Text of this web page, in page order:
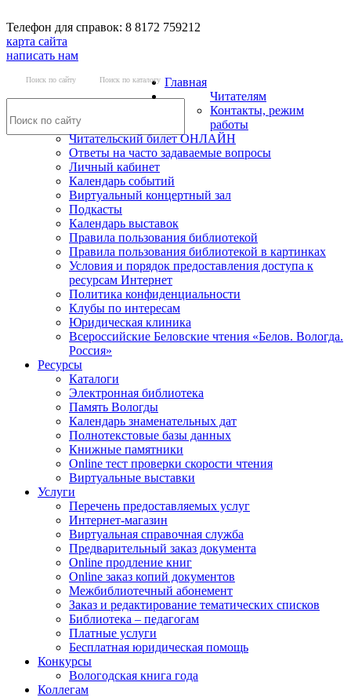
Телефон для справок: 8 8172 759212
карта сайта
написать нам
Поиск по сайту Поиск по каталогу Главная
Читателям
Контакты, режим
работы
Читательский билет ОНЛАЙН
Ответы на часто задаваемые вопросы
Личный кабинет
Календарь событий
Виртуальный концертный зал
Подкасты
Календарь выставок
Правила пользования библиотекой
Правила пользования библиотекой в картинках
Условия и порядок предоставления доступа к
ресурсам Интернет
Политика конфиденциальности
Клубы по интересам
Юридическая клиника
Всероссийские Беловские чтения «Белов. Вологда.
Россия»
Ресурсы
Каталоги
Электронная библиотека
Память Вологды
Календарь знаменательных дат
Полнотекстовые базы данных
Книжные памятники
Online тест проверки скорости чтения
Виртуальные выставки
Услуги
Перечень предоставляемых услуг
Интернет-магазин
Виртуальная справочная служба
Предварительный заказ документа
Online продление книг
Online заказ копий документов
Межбиблиотечный абонемент
Заказ и редактирование тематических списков
Библиотека – педагогам
Платные услуги
Бесплатная юридическая помощь
Конкурсы
Вологодская книга года
Коллегам